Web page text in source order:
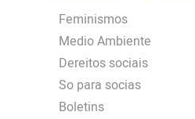
Feminismos
Medio Ambiente
Dereitos sociais
So para socias
Boletins